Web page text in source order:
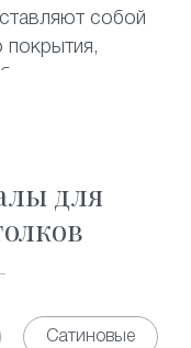
собой
покрытия,
полотна
Орнамент
разных
момент
сколько стоит
для
Сатиновые